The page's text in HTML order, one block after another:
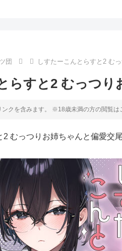
団 しすたーこんとらすと2 む
らすと2 むっつ
クを含みます。 ※18歳未満の方の閲覧は
2 むっつりお姉ちゃんと偏愛交尾